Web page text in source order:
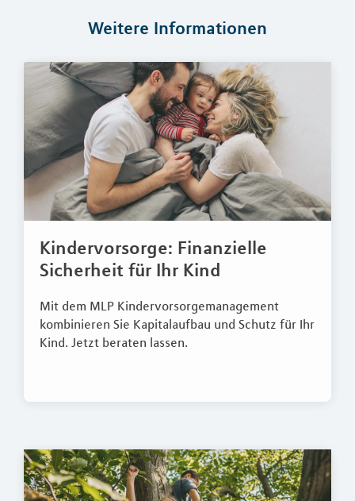
Weitere Informationen
Kindervorsorge: Finanzielle
Sicherheit für Ihr Kind
Mit dem MLP Kindervorsorgemanagement
kombinieren Sie Kapitalaufbau und Schutz für Ihr
Kind. Jetzt beraten lassen.